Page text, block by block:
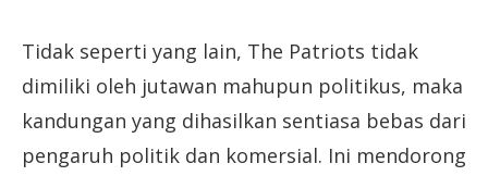
Tidak seperti yang lain, The Patriots tidak
dimiliki oleh jutawan mahupun politikus, maka
kandungan yang dihasilkan sentiasa bebas dari
pengaruh politik dan komersial. Ini mendorong